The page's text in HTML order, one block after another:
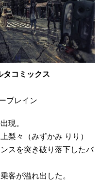
コミックス
ブレイン
現。
梨々（みずかみ りり）
スを突き破り落下したバ
客が溢れ出した。